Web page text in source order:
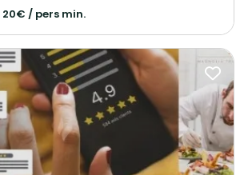
à l’honneur les délices culinaires de toute
: faire de votre projet une réussite totale, en vous
aux
dédiés aux
africaines.
20€ / pers min.